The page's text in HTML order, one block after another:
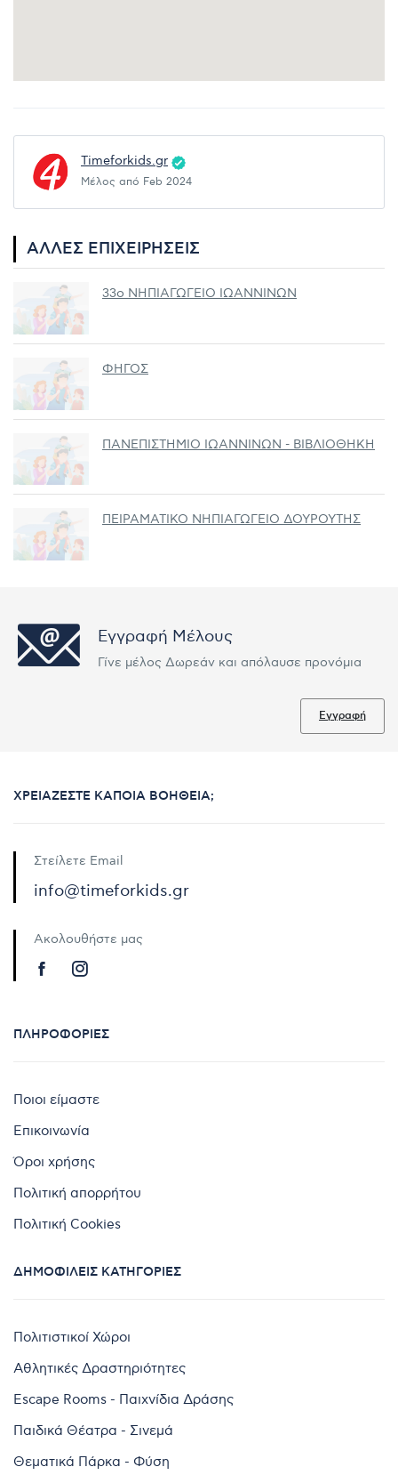
Timeforkids.gr
Μέλος από Feb 2024
ΆΛΛΕΣ ΕΠΙΧΕΙΡΉΣΕΙΣ
33ο ΝΗΠΙΑΓΩΓΕΙΟ ΙΩΑΝΝΙΝΩΝ
ΦΗΓΟΣ
ΠΑΝΕΠΙΣΤΗΜΙΟ ΙΩΑΝΝΙΝΩΝ - ΒΙΒΛΙΟΘΗΚΗ
ΠΕΙΡΑΜΑΤΙΚΟ ΝΗΠΙΑΓΩΓΕΙΟ ΔΟΥΡΟΥΤΗΣ
Εγγραφή Μέλους
Γίνε μέλος Δωρεάν και απόλαυσε προνόμια
Εγγραφή
ΧΡΕΙΆΖΕΣΤΕ ΚΆΠΟΙΑ ΒΟΉΘΕΙΑ;
Στείλετε Email
info@timeforkids.gr
Ακολουθήστε μας
ΠΛΗΡΟΦΟΡΊΕΣ
Ποιοι είμαστε
Επικοινωνία
Όροι χρήσης
Πολιτική απορρήτου
Πολιτική Cookies
ΔΗΜΟΦΙΛΕΊΣ ΚΑΤΗΓΟΡΊΕΣ
Πολιτιστικοί Χώροι
Αθλητικές Δραστηριότητες
Escape Rooms - Παιχνίδια Δράσης
Παιδικά Θέατρα - Σινεμά
Θεματικά Πάρκα - Φύση